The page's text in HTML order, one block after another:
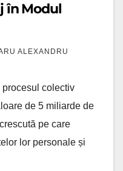
în Modul
ALEXANDRU
colectiv
de 5 miliarde de
pe care
lor personale și